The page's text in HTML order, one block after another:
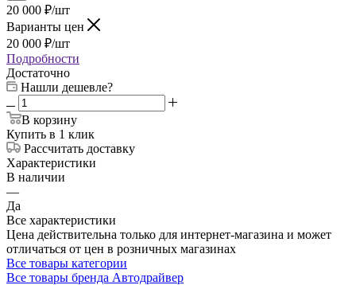
20 000 ₽/шт
Варианты цен
20 000 ₽/шт
Подробности
Достаточно
Нашли дешевле?
В корзину
Купить в 1 клик
Рассчитать доставку
Характеристики
В наличии
—
Да
Все характеристики
Цена действительна только для интернет-магазина и может
отличаться от цен в розничных магазинах
Все товары категории
Все товары бренда Автодрайвер